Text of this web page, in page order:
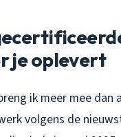
je oplevert
ik meer mee dan
volgens de